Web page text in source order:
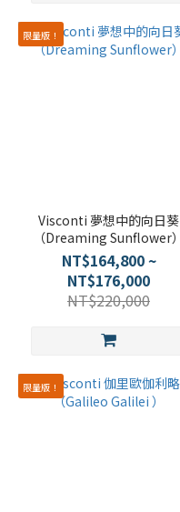
限量版！
Visconti 夢想中的向日葵
（Dreaming Sunflower）
NT$164,800 ~
NT$176,000
NT$220,000
限量版！